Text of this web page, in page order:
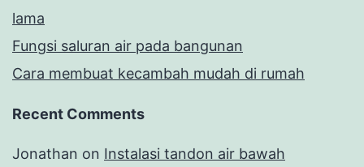
lama
Fungsi saluran air pada bangunan
Cara membuat kecambah mudah di rumah
Recent Comments
Jonathan on Instalasi tandon air bawah